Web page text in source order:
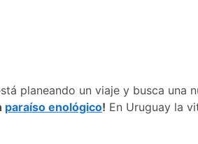
planeando un viaje y busca una
paraíso enológico! En Uruguay la